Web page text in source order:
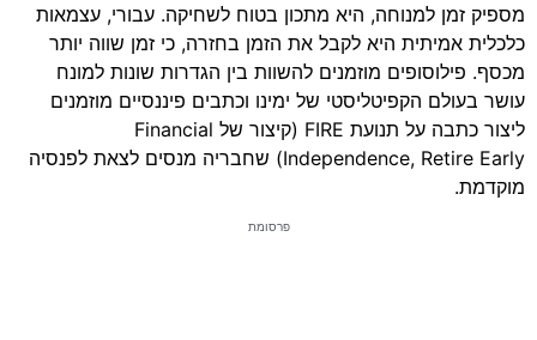
מספיק זמן למנוחה, היא מתכון בטוח לשחיקה. עבורי, עצמאות
כלכלית אמיתית היא לקבל את הזמן בחזרה, כי זמן שווה יותר
מכסף. פילוסופים מוזמנים להשוות בין הגדרות שונות למונח
עושר בעולם הקפיטליסטי של ימינו וכתבים פיננסיים מוזמנים
ליצור כתבה על תנועת FIRE (קיצור של Financial
Independence, Retire Early) שחבריה מנסים לצאת לפנסיה
מוקדמת.
פרסומת